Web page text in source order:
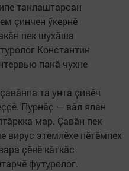
танлаштарсан
ҫинчен ӳкернӗ
пек шухӑша
Константин
панӑ чухне
та унта ҫивӗч
Пурнӑҫ — вӑл ялан
мар. Ҫавӑн пек
вирус этемлӗхе пӗтӗмпех
ҫӗнӗ кӑткӑс
футуролог.